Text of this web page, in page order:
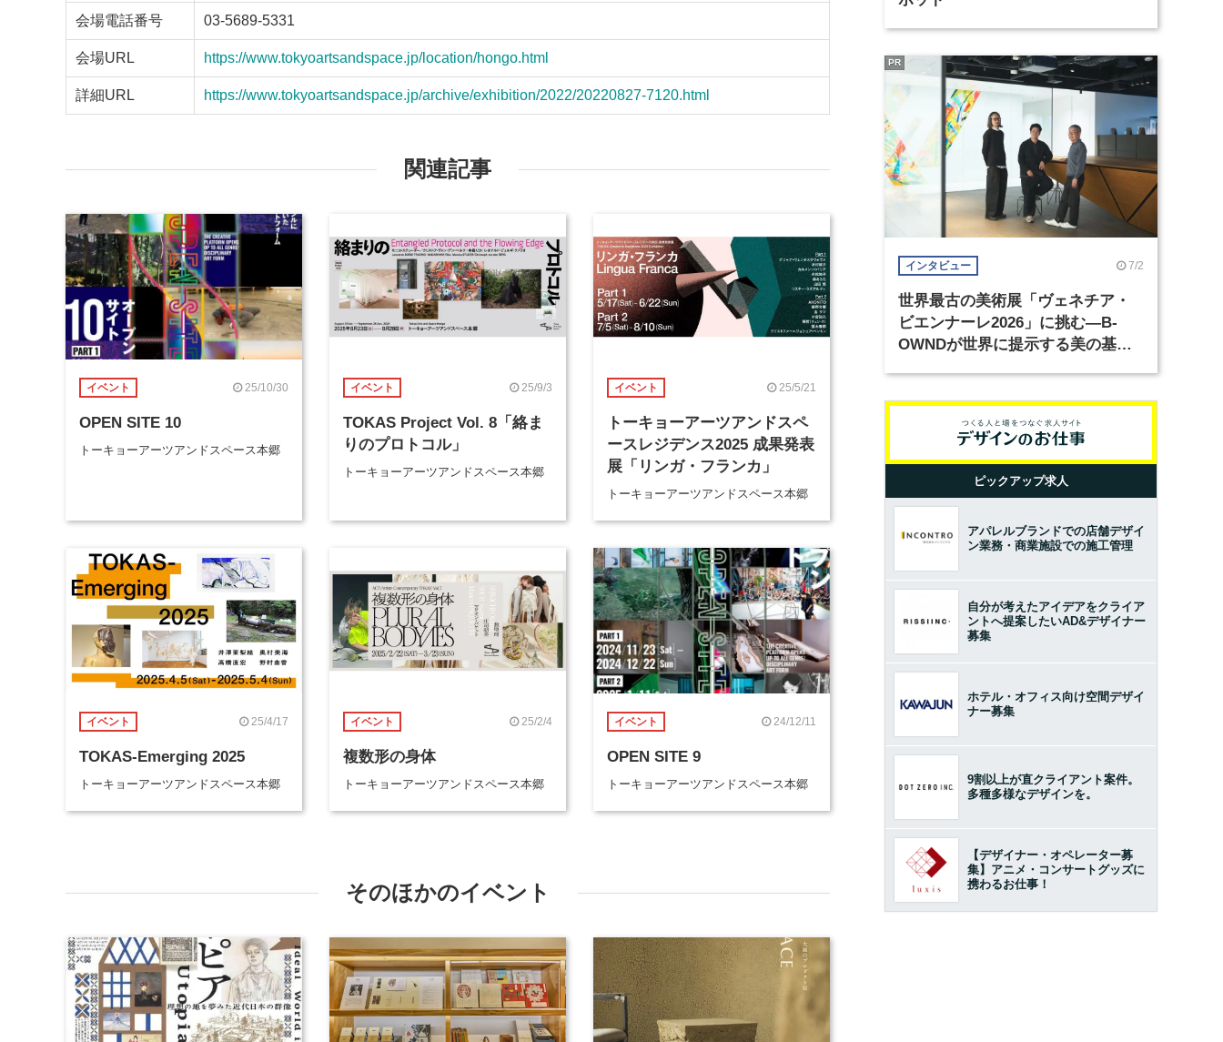
会場電話番号 03-5689-5331
会場URL https://www.tokyoartsandspace.jp/location/hongo.html
詳細URL https://www.tokyoartsandspace.jp/archive/exhibition/2022/20220827-7120.html
関連記事
イベント 25/10/30
OPEN SITE 10
トーキョーアーツアンドスペース本郷
イベント 25/9/3
TOKAS Project Vol. 8「絡ま
りのプロトコル」
トーキョーアーツアンドスペース本郷
イベント 25/5/21
トーキョーアーツアンドスペ
ースレジデンス2025 成果発表
展「リンガ・フランカ」
トーキョーアーツアンドスペース本郷
イベント 25/4/17
TOKAS-Emerging 2025
トーキョーアーツアンドスペース本郷
イベント 25/2/4
複数形の身体
トーキョーアーツアンドスペース本郷
イベント 24/12/11
OPEN SITE 9
トーキョーアーツアンドスペース本郷
そのほかのイベント
インタビュー 7/2
世界最古の美術展「ヴェネチア・
ビエンナーレ2026」に挑む―B-
OWNDが世界に提示する美の基準
PR
ピックアップ求人
アパレルブランドでの店舗デザイ
ン業務・商業施設での施工管理
自分が考えたアイデアをクライア
ントへ提案したいAD&デザイナー
募集
ホテル・オフィス向け空間デザイ
ナー募集
9割以上が直クライアント案件。
多種多様なデザインを。
【デザイナー・オペレーター募
集】アニメ・コンサートグッズに
携わるお仕事！